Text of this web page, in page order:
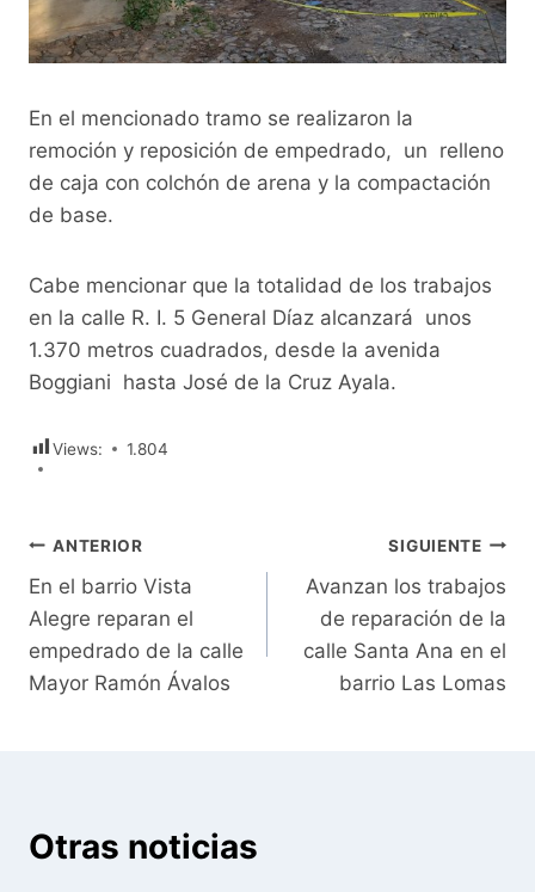
En el mencionado tramo se realizaron la
remoción y reposición de empedrado, un relleno
de caja con colchón de arena y la compactación
de base.
Cabe mencionar que la totalidad de los trabajos
en la calle R. I. 5 General Díaz alcanzará unos
1.370 metros cuadrados, desde la avenida
Boggiani hasta José de la Cruz Ayala.
Views: 1.804
Navegación
de
entradas
ANTERIOR
En el barrio Vista
Alegre reparan el
empedrado de la calle
Mayor Ramón Ávalos
SIGUIENTE
Avanzan los trabajos
de reparación de la
calle Santa Ana en el
barrio Las Lomas
Otras noticias